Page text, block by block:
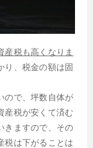
産税も高くなりま
り、税金の額は固
ので、坪数自体が
産税が安くて済む
きますので、その
税は下がることは